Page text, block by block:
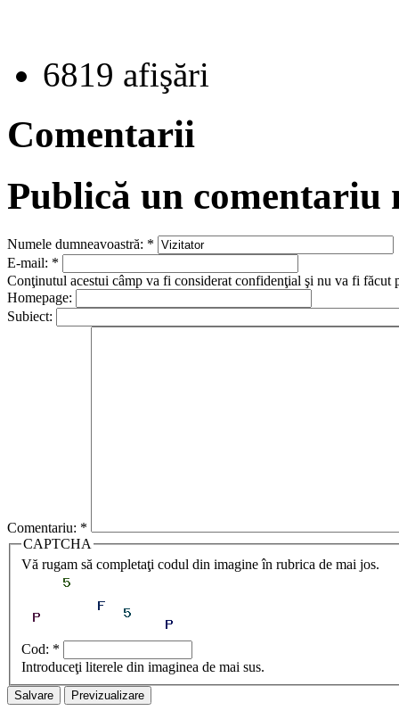
6819 afişări
Comentarii
Publică un comentariu
Numele dumneavoastră: *
E-mail: *
Conţinutul acestui câmp va fi considerat confidenţial şi nu va fi făcut
Homepage:
Subiect:
Comentariu: *
CAPTCHA
Vă rugam să completaţi codul din imagine în rubrica de mai jos.
Cod: *
Introduceţi literele din imaginea de mai sus.